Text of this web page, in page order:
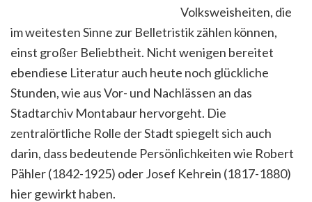
Volksweisheiten, die
im weitesten Sinne zur Belletristik zählen können,
einst großer Beliebtheit. Nicht wenigen bereitet
ebendiese Literatur auch heute noch glückliche
Stunden, wie aus Vor- und Nachlässen an das
Stadtarchiv Montabaur hervorgeht. Die
zentralörtliche Rolle der Stadt spiegelt sich auch
darin, dass bedeutende Persönlichkeiten wie Robert
Pähler (1842-1925) oder Josef Kehrein (1817-1880)
hier gewirkt haben.